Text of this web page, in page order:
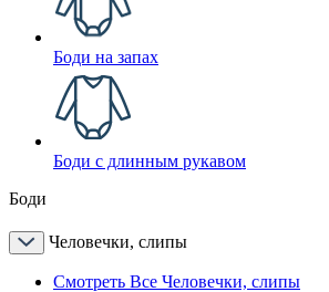
Боди на запах
Боди с длинным рукавом
Боди
Человечки, слипы
Смотреть Все Человечки, слипы